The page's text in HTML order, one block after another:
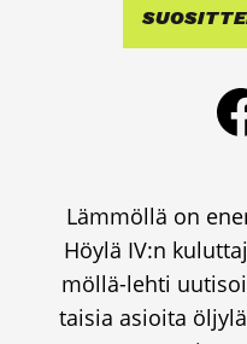
Läm­möl­lä on
Höy­lä IV:n
möl­lä-leh­ti
tai­sia asioi­ta